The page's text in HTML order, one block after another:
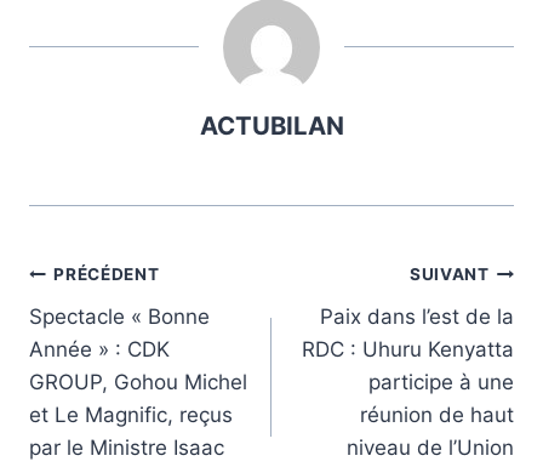
ACTUBILAN
Navigation
de
l’article
PRÉCÉDENT
Spectacle « Bonne
Année » : CDK
GROUP, Gohou Michel
et Le Magnific, reçus
par le Ministre Isaac
SUIVANT
Paix dans l’est de la
RDC : Uhuru Kenyatta
participe à une
réunion de haut
niveau de l’Union